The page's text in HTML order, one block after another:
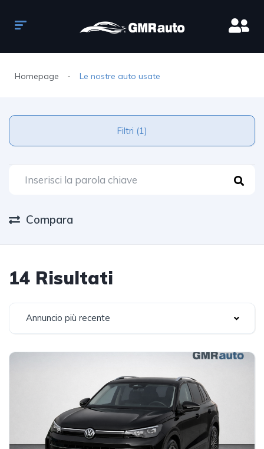
Homepage Le nostre auto usate
Filtri (1)
Compara
14 Risultati
Annuncio più recente